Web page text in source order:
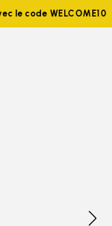
le code WELCOME10